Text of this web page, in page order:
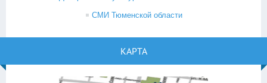
СМИ Тюменской области
КАРТА